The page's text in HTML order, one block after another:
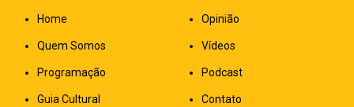
Home
Quem Somos
Programação
Guia Cultural
Opinião
Vídeos
Podcast
Contato